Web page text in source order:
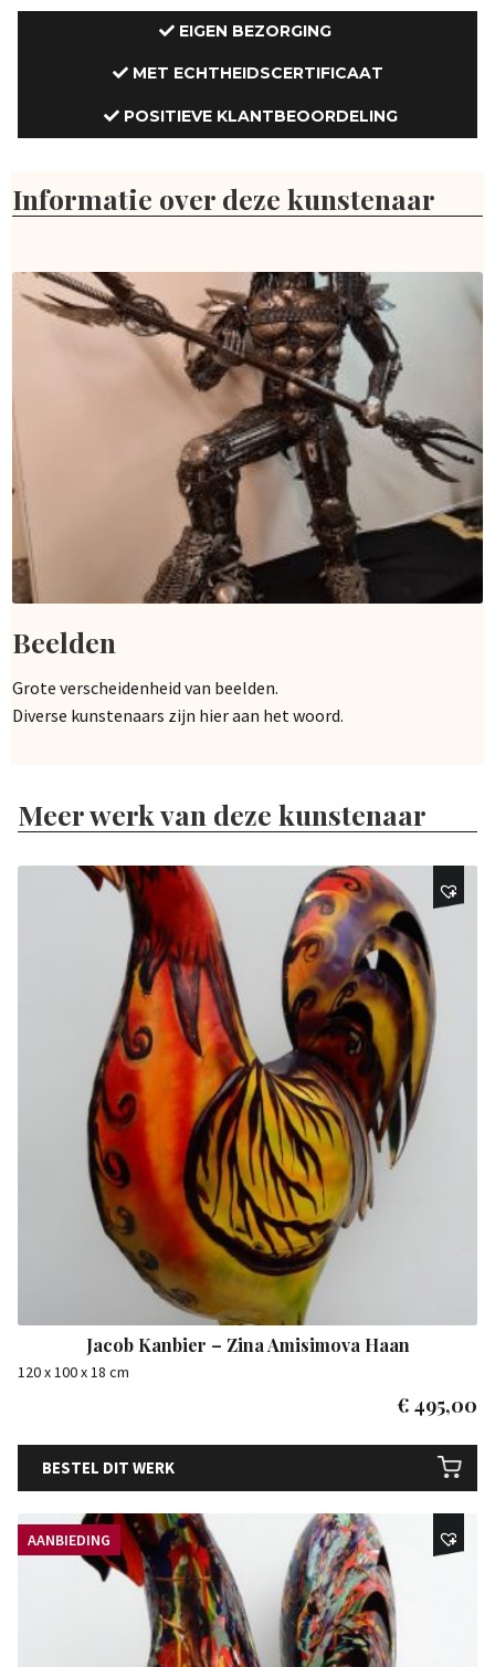
EIGEN BEZORGING
MET ECHTHEIDSCERTIFICAAT
POSITIEVE KLANTBEOORDELING
Informatie over deze kunstenaar
Beelden
Grote verscheidenheid van beelden.
Diverse kunstenaars zijn hier aan het woord.
Meer werk van deze kunstenaar
Jacob Kanbier – Zina Amisimova Haan
120 x 100 x 18 cm
€ 495,00
BESTEL DIT WERK
AANBIEDING